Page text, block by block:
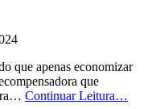
que apenas economizar
que
Continuar Leitura…